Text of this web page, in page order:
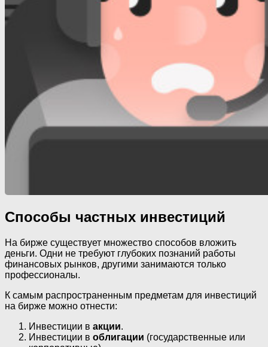
Способы частных инвестиций
На бирже существует множество способов вложить
деньги. Одни не требуют глубоких познаний работы
финансовых рынков, другими занимаются только
профессионалы.
К самым распространенным предметам для инвестиций
на бирже можно отнести:
Инвестиции в акции.
Инвестиции в облигации (государственные или